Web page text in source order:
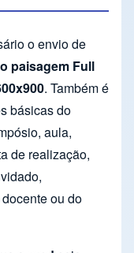
o envio de
paisagem Full
. Também é
básicas do
aula,
de realização,
ou do